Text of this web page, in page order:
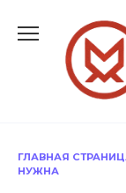
содержанию
ГЛАВНАЯ
НУЖНА